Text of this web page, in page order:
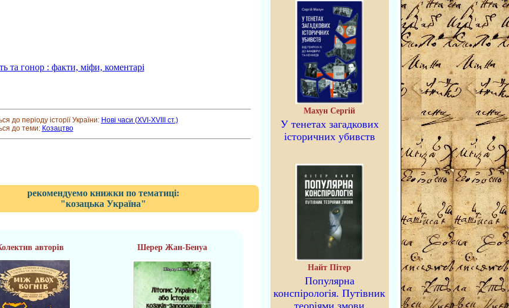
та гонор : факти, міфи, коментарі
до періоду історії України: Нові часи (XVI-XVIII ст.)
до теми: Козацтво
рекомендуемо книжки по тематиці:
"козацька Україна"
авторів Шерер Жан-Бенуа
Махун Сергій
У тенетах загадкових
історичних убивств
Найт Пітер
Популярна
конспірологія. Путівник
теоріями змови